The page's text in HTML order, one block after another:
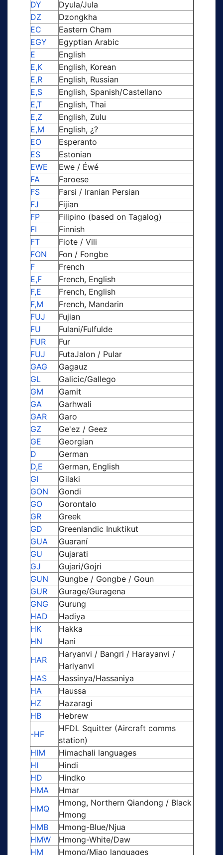
DY
Dyula/Jula
DZ
Dzongkha
EC
Eastern Cham
EGY
Egyptian Arabic
E
English
E,K
English, Korean
E,R
English, Russian
E,S
English, Spanish/Castellano
E,T
English, Thai
E,Z
English, Zulu
E,M
English, ¿?
EO
Esperanto
ES
Estonian
EWE
Ewe / Éwé
FA
Faroese
FS
Farsi / Iranian Persian
FJ
Fijian
FP
Filipino (based on Tagalog)
FI
Finnish
FT
Fiote / Vili
FON
Fon / Fongbe
F
French
E,F
French, English
F,E
French, English
F,M
French, Mandarin
FUJ
Fujian
FU
Fulani/Fulfulde
FUR
Fur
FUJ
FutaJalon / Pular
GAG
Gagauz
GL
Galicic/Gallego
GM
Gamit
GA
Garhwali
GAR
Garo
GZ
Ge'ez / Geez
GE
Georgian
D
German
D,E
German, English
GI
Gilaki
GON
Gondi
GO
Gorontalo
GR
Greek
GD
Greenlandic Inuktikut
GUA
Guaraní
GU
Gujarati
GJ
Gujari/Gojri
GUN
Gungbe / Gongbe / Goun
GUR
Gurage/Guragena
GNG
Gurung
HAD
Hadiya
HK
Hakka
HN
Hani
HAR
Haryanvi / Bangri / Harayanvi /
Hariyanvi
HAS
Hassinya/Hassaniya
HA
Haussa
HZ
Hazaragi
HB
Hebrew
-HF
HFDL Squitter (Aircraft comms
station)
HIM
Himachali languages
HI
Hindi
HD
Hindko
HMA
Hmar
HMQ
Hmong, Northern Qiandong / Black
Hmong
HMB
Hmong-Blue/Njua
HMW
Hmong-White/Daw
HM
Hmong/Miao languages